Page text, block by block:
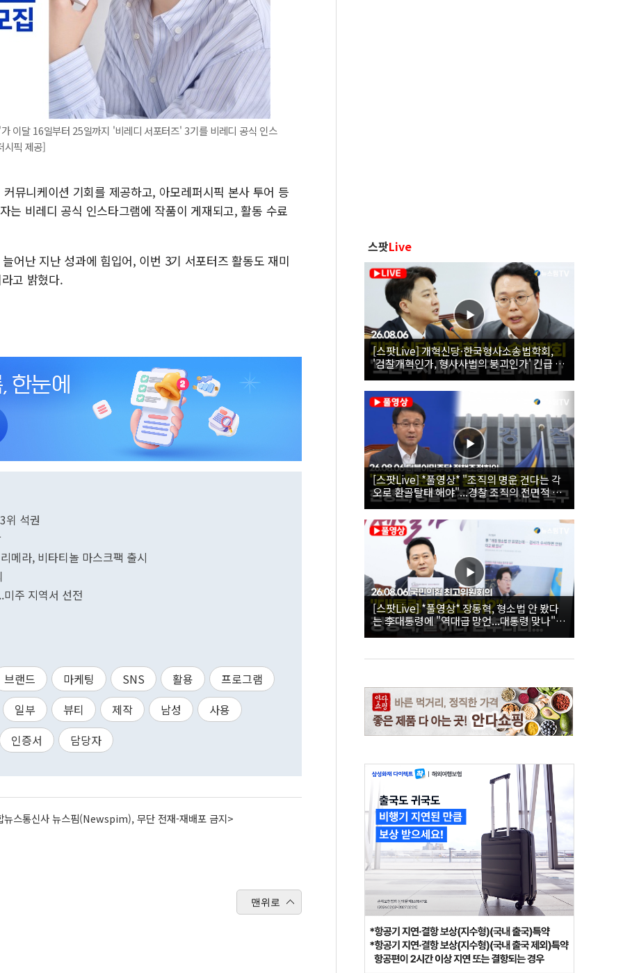
이달 16일부터 25일까지 '비레디 서포터즈' 3기를 비레디 공식 인스
시픽 제공]
뮤니케이션 기회를 제공하고, 아모레퍼시픽 본사 투어 등
는 비레디 공식 인스타그램에 작품이 게재되고, 활동 수료
어난 지난 성과에 힘입어, 이번 3기 서포터즈 활동도 재미
고 밝혔다.
위 석권
메라, 비타티놀 마스크팩 출시
주 지역서 선전
브랜드 마케팅 SNS 활용
프로그램
일부
뷰티 제작 남성
사용
인증서
담당자
뉴스통신사 뉴스핌(Newspim), 무단 전재-재배포 금지>
맨위로
스팟Live
[스팟Live] 개혁신당·한국형사소송법학회,
'검찰개혁인가, 형사사법의 붕괴인가' 긴급 세
미나｜26.08.06
[스팟Live] *풀영상* "조직의 명운 건다는 각
오로 환골탈태 해야"...경찰 조직의 전면적 쇄
신 촉구한 한병도 | 26.08.06 더불어민주당 정
책조정회의
[스팟Live] *풀영상* 장동혁, 형소법 안 봤다
는 李대통령에 "역대급 망언...대통령 맞나"｜
26.08.06 국민의힘 최고위원회의